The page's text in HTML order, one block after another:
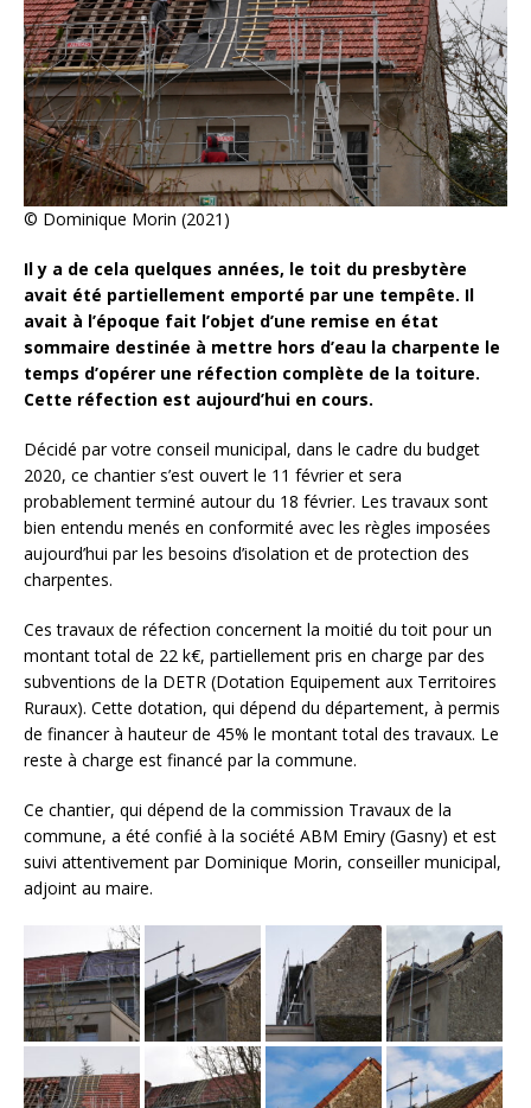
© Dominique Morin (2021)
Il y a de cela quelques années, le toit du presbytère
avait été partiellement emporté par une tempête. Il
avait à l’époque fait l’objet d’une remise en état
sommaire destinée à mettre hors d’eau la charpente le
temps d’opérer une réfection complète de la toiture.
Cette réfection est aujourd’hui en cours.
Décidé par votre conseil municipal, dans le cadre du budget
2020, ce chantier s’est ouvert le 11 février et sera
probablement terminé autour du 18 février. Les travaux sont
bien entendu menés en conformité avec les règles imposées
aujourd’hui par les besoins d’isolation et de protection des
charpentes.
Ces travaux de réfection concernent la moitié du toit pour un
montant total de 22 k€, partiellement pris en charge par des
subventions de la DETR (Dotation Equipement aux Territoires
Ruraux). Cette dotation, qui dépend du département, à permis
de financer à hauteur de 45% le montant total des travaux. Le
reste à charge est financé par la commune.
Ce chantier, qui dépend de la commission Travaux de la
commune, a été confié à la société ABM Emiry (Gasny) et est
suivi attentivement par Dominique Morin, conseiller municipal,
adjoint au maire.